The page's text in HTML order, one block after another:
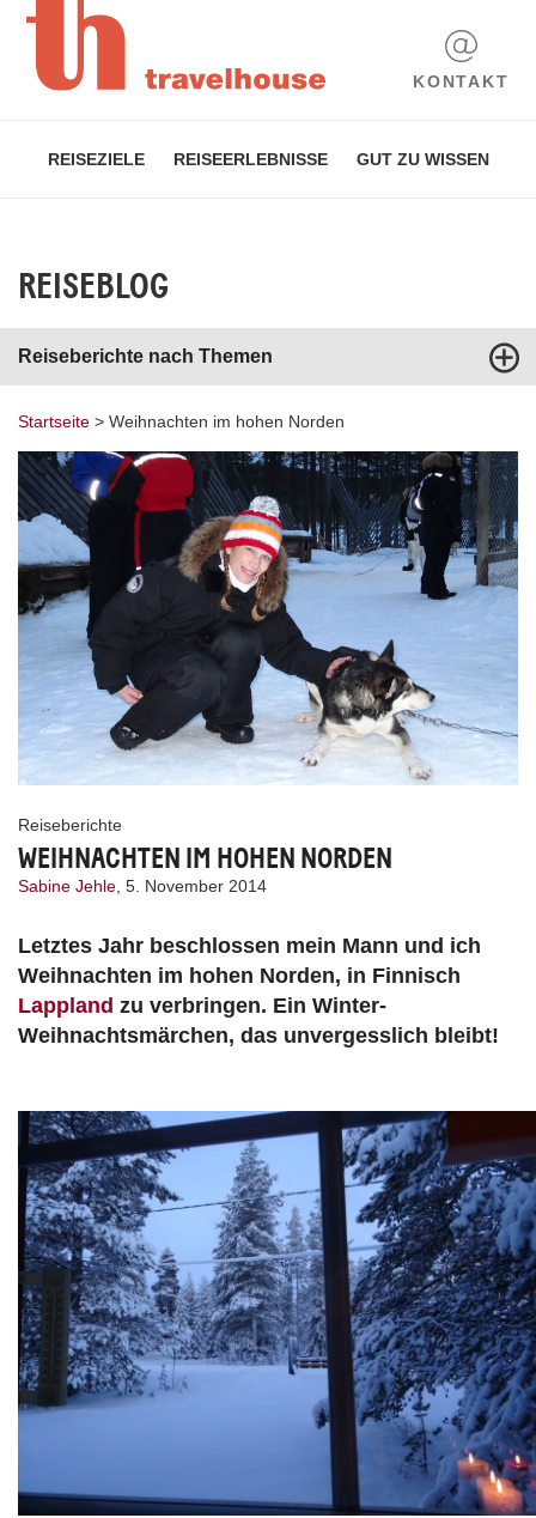
KONTAKT
REISEZIELE REISEERLEBNISSE GUT ZU WISSEN
REISEBLOG
Reiseberichte nach Themen
Startseite > Weihnachten im hohen Norden
Reiseberichte
WEIHNACHTEN IM HOHEN NORDEN
Sabine Jehle, 5. November 2014
Letztes Jahr beschlossen mein Mann und ich
Weihnachten im hohen Norden, in Finnisch
Lappland zu verbringen. Ein Winter-
Weihnachtsmärchen, das unvergesslich bleibt!